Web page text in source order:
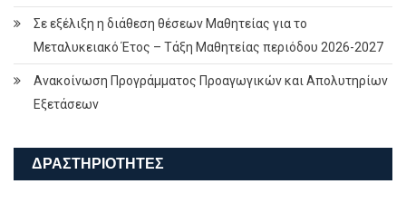
Σε εξέλιξη η διάθεση θέσεων Μαθητείας για το
Μεταλυκειακό Έτος – Τάξη Μαθητείας περιόδου 2026-2027
Ανακοίνωση Προγράμματος Προαγωγικών και Απολυτηρίων
Εξετάσεων
ΔΡΑΣΤΗΡΙΌΤΗΤΕΣ